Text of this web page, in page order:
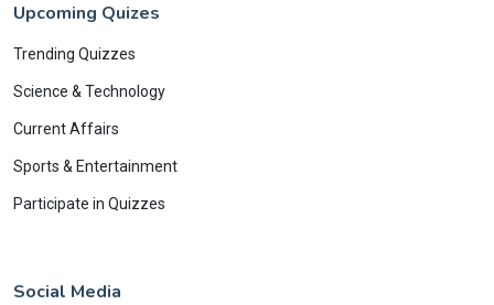
Upcoming Quizes
Trending Quizzes
Science & Technology
Current Affairs
Sports & Entertainment
Participate in Quizzes
Social Media